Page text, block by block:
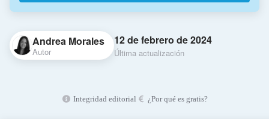
Andrea Morales
Autor
12 de febrero de 2024
Última actualización
Integridad editorial ¿Por qué es gratis?